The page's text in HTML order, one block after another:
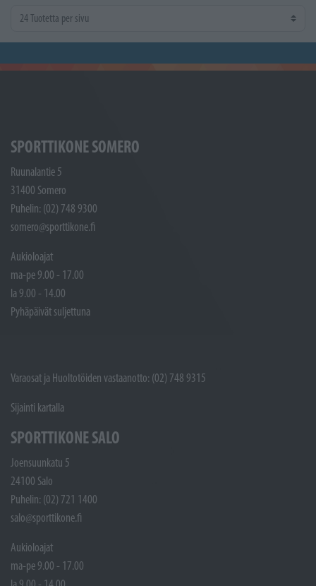
SPORTTIKONE SOMERO
Ruunalantie 5
31400 Somero
Puhelin: (02) 748 9300
somero@sporttikone.fi
Aukioloajat
ma-pe 9.00 - 17.00
la 9.00 - 14.00
Pyhäpäivät suljettuna
Varaosat ja Huoltotöiden vastaanotto: (02) 748 9315
Sijainti kartalla
SPORTTIKONE SALO
Joensuunkatu 5
24100 Salo
Puhelin: (02) 721 1400
salo@sporttikone.fi
Aukioloajat
ma-pe 9.00 - 17.00